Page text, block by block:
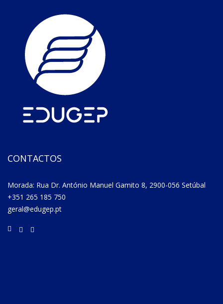
CONTACTOS
Morada: Rua Dr. António Manuel Gamito 8, 2900-056 Setúbal
+351 265 185 750
geral@edugep.pt